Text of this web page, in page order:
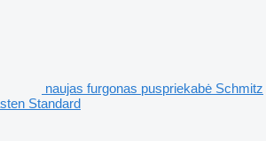
naujas furgonas puspriekabė Schmitz
Standard